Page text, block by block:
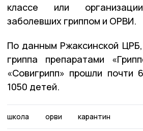
классе или
заболевших гриппом и ОРВИ.
По данным Ржаксинской
гриппа препаратами
«Совигрипп» прошли почти
1050 детей.
школа орви карантин